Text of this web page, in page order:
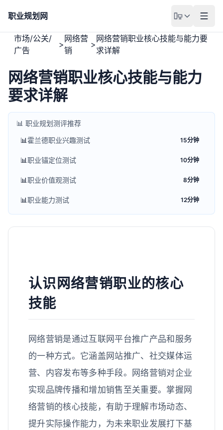
职业规划网
市场/公关/
广告
>
网络营
销
>
网络营销职业核心技能与能力要
求详解
网络营销职业核心技能与能力
要求详解
📊 职业规划测评推荐
📊 霍兰德职业兴趣测试 15分钟
📊职业锚定位测试 10分钟
📊职业价值观测试 8分钟
📊职业能力测试 12分钟
认识网络营销职业的核心
技能
网络营销是通过互联网平台推广产品和服务
的一种方式。它涵盖网站推广、社交媒体运
营、内容发布等多种手段。网络营销对企业
实现品牌传播和增加销售至关重要。掌握网
络营销的核心技能，有助于理解市场动态、
提升实际操作能力，为未来职业发展打下基